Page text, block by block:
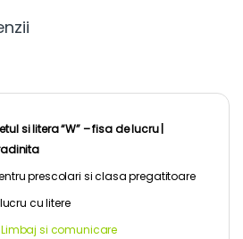
si litera “W” – fisa de lucru |
prescolari si clasa pregatitoare
cu litere
Limbaj si comunicare